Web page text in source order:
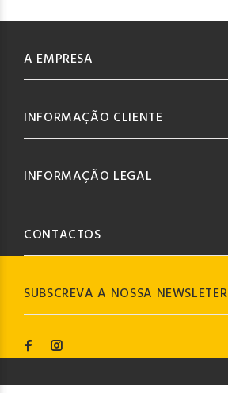
SUBSCREVA A NOSSA NEWSLETER
A EMPRESA
INFORMAÇÃO CLIENTE
INFORMAÇÃO LEGAL
CONTACTOS